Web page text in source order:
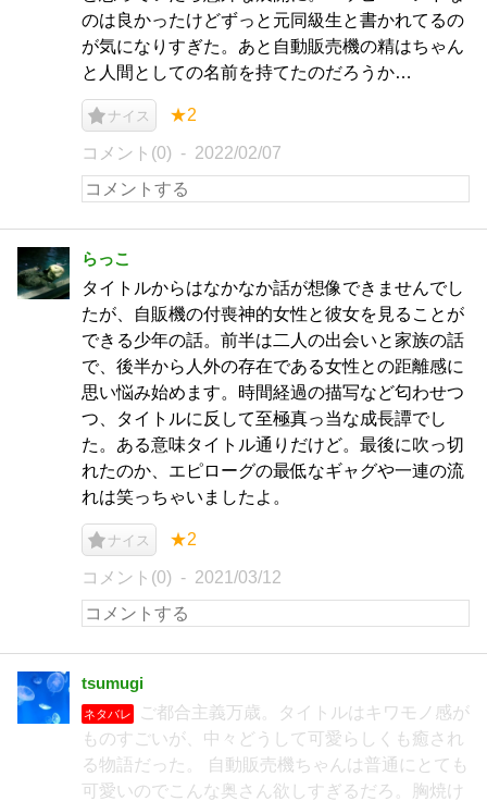
のは良かったけどずっと元同級生と書かれてるの
が気になりすぎた。あと自動販売機の精はちゃん
と人間としての名前を持てたのだろうか…
ナイス ★2
コメント(0) 2022/02/07
らっこ
タイトルからはなかなか話が想像できませんでし
たが、自販機の付喪神的女性と彼女を見ることが
できる少年の話。前半は二人の出会いと家族の話
で、後半から人外の存在である女性との距離感に
思い悩み始めます。時間経過の描写など匂わせつ
つ、タイトルに反して至極真っ当な成長譚でし
た。ある意味タイトル通りだけど。最後に吹っ切
れたのか、エピローグの最低なギャグや一連の流
れは笑っちゃいましたよ。
ナイス ★2
コメント(0) 2021/03/12
tsumugi
ネタバレ
ご都合主義万歳。タイトルはキワモノ感が
ものすごいが、中々どうして可愛らしくも癒され
る物語だった。 自動販売機ちゃんは普通にとても
可愛いのでこんな奥さん欲しすぎるだろ。胸焼け